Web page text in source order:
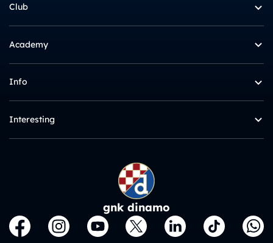
Club
Academy
Info
Interesting
gnk dinamo